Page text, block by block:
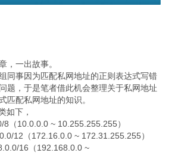
，一出故事。
同事因为匹配私网地址的正则表达式写错
题，于是笔者借此机会整理关于私网地址
匹配私网地址的知识。
如下，
（10.0.0.0 ~ 10.255.255.255）
12（172.16.0.0 ~ 172.31.255.255）
16（192.168.0.0 ~